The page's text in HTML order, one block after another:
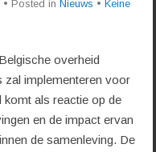
• Posted in Nieuws • Keine
overheid
zal implementeren voor
als reactie op de
en de impact ervan
de samenleving. De